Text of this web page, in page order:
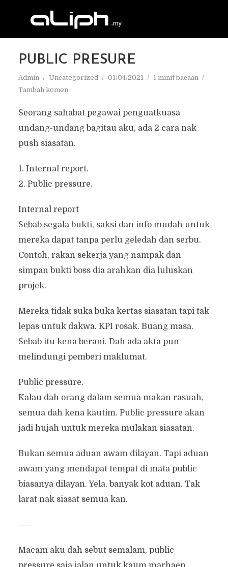
PUBLIC PRESURE
Admin Uncategorized 01/04/2021
1 minit bacaan
Tambah komen
Seorang sahabat pegawai penguatkuasa
undang-undang bagitau aku, ada 2 cara nak
push siasatan.
1. Internal report.
2. Public pressure.
Internal report
Sebab segala bukti, saksi dan info mudah untuk
mereka dapat tanpa perlu geledah dan serbu.
Contoh, rakan sekerja yang nampak dan
simpan bukti boss dia arahkan dia luluskan
projek.
Mereka tidak suka buka kertas siasatan tapi tak
lepas untuk dakwa. KPI rosak. Buang masa.
Sebab itu kena berani. Dah ada akta pun
melindungi pemberi maklumat.
Public pressure.
Kalau dah orang dalam semua makan rasuah,
semua dah kena kautim. Public pressure akan
jadi hujah untuk mereka mulakan siasatan.
Bukan semua aduan awam dilayan. Tapi aduan
awam yang mendapat tempat di mata public
biasanya dilayan. Yela, banyak kot aduan. Tak
larat nak siasat semua kan.
——
Macam aku dah sebut semalam, public